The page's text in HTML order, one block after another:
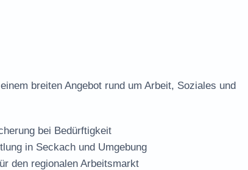
breiten Angebot rund um Arbeit, Soziales und
bei Bedürftigkeit
in Seckach und Umgebung
den regionalen Arbeitsmarkt